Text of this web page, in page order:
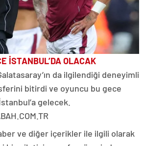
İSTANBUL’DA OLACAK
da ilgilendiği deneyimli
bitirdi ve oyuncu bu gece
gelecek.
ve diğer içerikler ile ilgili olarak